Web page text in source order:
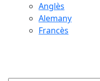
Anglès
Alemany
Francès